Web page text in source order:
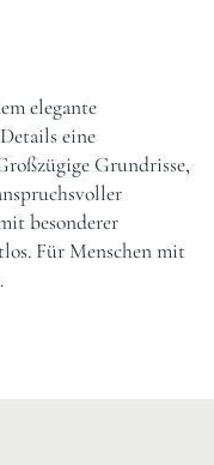
elegante
eine
Grundrisse,
besonderer
Für Menschen mit